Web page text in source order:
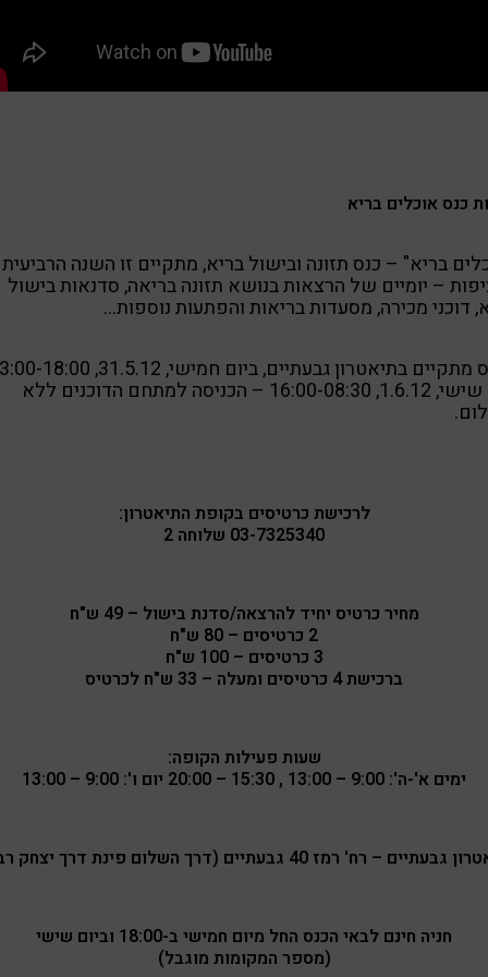
כנס אוכלים בריא
בריא" – כנס תזונה ובישול בריא, מתקיים זו השנה הרביעית
– יומיים של הרצאות בנושא תזונה בריאה, סדנאות בישול
דוכני מכירה, מסעדות בריאות והפתעות נוספות…
בתיאטרון גבעתיים, ביום חמישי, 31.5.12, 23:00-18:00
ויום שישי, 1.6.12, 16:00-08:30 – הכניסה למתחם הדוכנים ללא
לרכישת כרטיסים בקופת התיאטרון:
03-7325340 שלוחה 2
מחיר כרטיס יחיד להרצאה/סדנת בישול – 49 ש"ח
2 כרטיסים – 80 ש"ח
3 כרטיסים – 100 ש"ח
ברכישת 4 כרטיסים ומעלה – 33 ש"ח לכרטיס
שעות פעילות הקופה:
ימים א'-ה': 9:00 – 13:00 , 15:30 – 20:00 יום ו': 9:00 – 13:00
– רח' רמז 40 גבעתיים (דרך השלום פינת דרך יצחק רבין)
חניה חינם לבאי הכנס החל מיום חמישי ב-18:00 וביום שישי
(מספר המקומות מוגבל)